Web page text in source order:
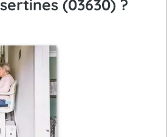
(03630) ?